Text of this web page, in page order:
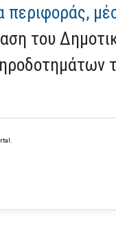
περιφοράς,
του